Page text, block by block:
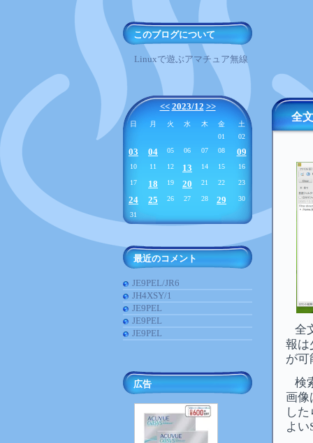
このブログについて
Linuxで遊ぶアマチュア無線
<< 2023/12 >>
日 月 火 水 木 金
土
01
02
03 04 05 06 07 08 09
10 11 12 13 14 15 16
17 18 19 20 21 22 23
24 25 26 27 28 29 30
31
最近のコメント
JE9PEL/JR6
JH4XSY/1
JE9PEL
JE9PEL
JE9PEL
広告
全
全
報は
が可
検
画像
し
よい